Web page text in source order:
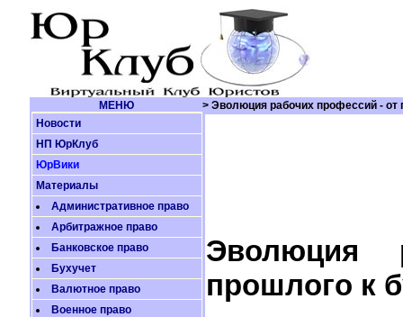
МЕНЮ
> Эволюция рабочих профессий - от
Новости
НП ЮрКлуб
ЮрВики
Материалы
Административное право
Арбитражное право
Банковское право
Бухучет
Валютное право
Военное право
Эволюция
прошлого к